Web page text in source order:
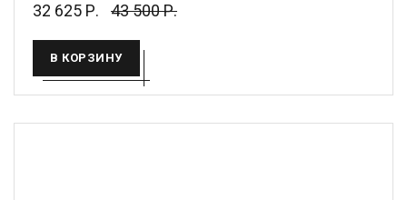
32 625 Р. 43 500 Р.
В КОРЗИНУ